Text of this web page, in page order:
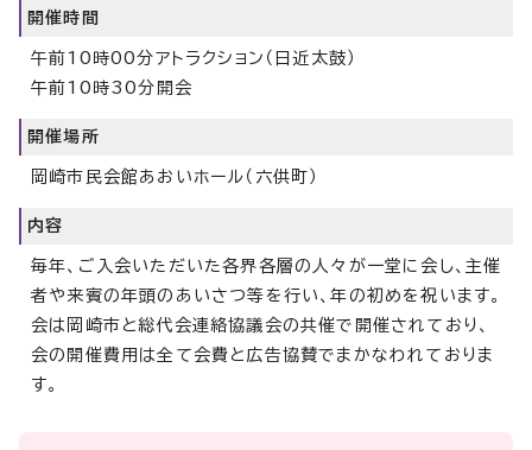
開催時間
午前10時00分アトラクション（日近太鼓）
午前10時30分開会
開催場所
岡崎市民会館あおいホール（六供町）
内容
毎年、ご入会いただいた各界各層の人々が一堂に会し、主催
者や来賓の年頭のあいさつ等を行い、年の初めを祝います。
会は岡崎市と総代会連絡協議会の共催で開催されており、
会の開催費用は全て会費と広告協賛でまかなわれておりま
す。